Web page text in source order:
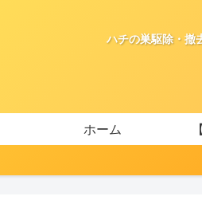
ハチの巣駆除・撤
ホーム